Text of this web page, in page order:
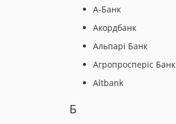
А-Банк
Акордбанк
Альпарі Банк
Агропросперіс Банк
Altbank
Б